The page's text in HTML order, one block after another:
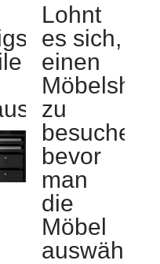
Lohnt
es sich,
einen
zu
besuchen,
bevor
man
die
Möbel
auswählt?